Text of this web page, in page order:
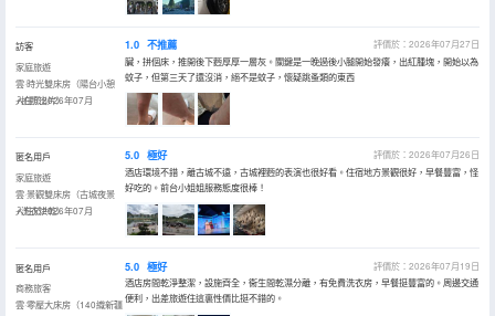
訪客
家庭旅遊
雲·時光雙床房（陽台小憩
+拍照出片）
入住於2026年07月
1.0 不推薦
評價於：2026年07月27日
臟，拼個床，推開後下麪厚厚一層灰。關鍵是一晚過後小腿開始發癢，出紅腫塊，開始以為
蚊子，但第三天了還沒消，絕不是蚊子，懷疑跳蚤類的東西
匿名用戶
家庭旅遊
雲·景觀雙床房（古城夜景
+洗衣烘乾）
入住於2026年07月
5.0 極好
評價於：2026年07月26日
酒店環境不錯，離古城不遠，古城裡麪的表演也很好看。住宿地方景觀很好，早餐豐富，怪
好吃的。前台小姐姐服務態度很棒！
匿名用戶
商務旅客
雲·零壓大床房（140織新疆
5.0 極好
評價於：2026年07月19日
酒店房間乾淨整潔，設施齊全，衞生間乾濕分離，有免費洗衣房，早餐挺豐富的。周邊交通
便利，出差旅遊住這裏性價比挺不錯的。